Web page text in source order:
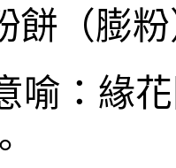
餅（膨
喻：緣